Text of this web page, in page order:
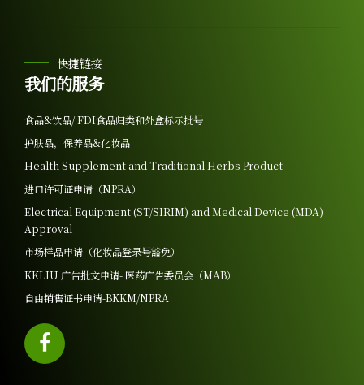
快捷链接
我们的服务
食品&饮品/ FDI食品归类和外盒标示批号
护肤品，保养品&化妆品
Health Supplement and Traditional Herbs Product
进口许可证申请（NPRA）
Electrical Equipment (ST/SIRIM) and Medical Device (MDA)
Approval
市场样品申请（化妆品登录号豁免）
KKLIU 广告批文申请- 医药广告委员会（MAB）
自由销售证书申请-BKKM/NPRA